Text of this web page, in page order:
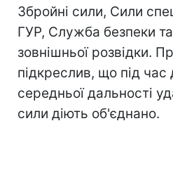
Збройні сили, Сили
ГУР, Служба безпеки
зовнішньої розвідки.
підкреслив, що під час
середньої дальності
сили діють об'єднано.